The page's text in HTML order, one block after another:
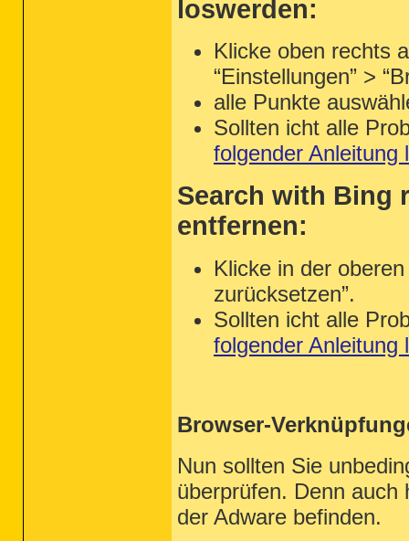
loswerden:
Klicke oben rechts
“Einstellungen” >
alle Punkte
Sollten icht alle
folgender Anleitung
Search with Bing
entfernen:
Klicke in der
zurücksetzen”.
Sollten icht alle
folgender Anleitung
Browser-
Nun sollten Sie
überprüfen. Denn auch
der Adware befinden.